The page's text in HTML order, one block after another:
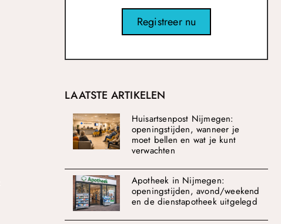
Registreer nu
LAATSTE ARTIKELEN
Huisartsenpost Nijmegen:
openingstijden, wanneer je
moet bellen en wat je kunt
verwachten
Apotheek in Nijmegen:
openingstijden, avond/weekend
en de dienstapotheek uitgelegd